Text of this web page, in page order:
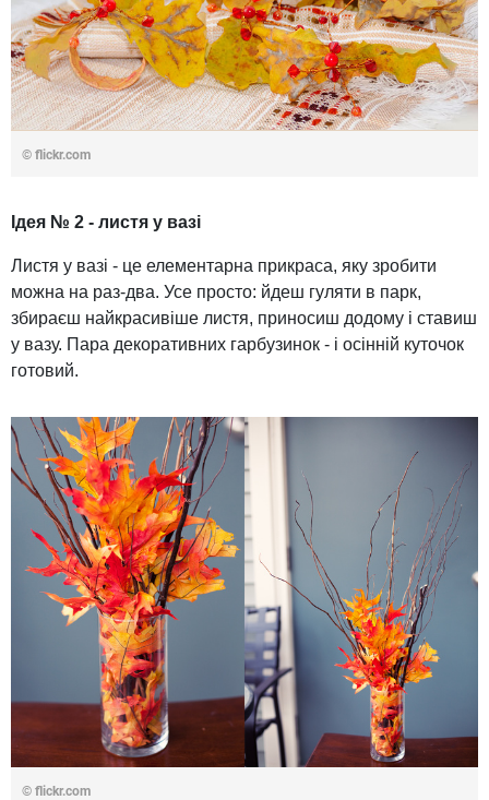
© flickr.com
Ідея № 2 - листя у вазі
Листя у вазі - це елементарна прикраса, яку зробити
можна на раз-два. Усе просто: йдеш гуляти в парк,
збираєш найкрасивіше листя, приносиш додому і ставиш
у вазу. Пара декоративних гарбузинок - і осінній куточок
готовий.
© flickr.com